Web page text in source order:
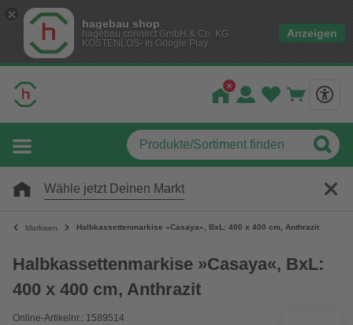
hagebau shop
hagebau connect GmbH & Co. KG
KOSTENLOS- In Google Play
Anzeigen
Wähle jetzt Deinen Markt
Markisen Halbkassettenmarkise »Casaya«, BxL: 400 x 400 cm, Anthrazit
Halbkassettenmarkise »Casaya«, BxL:
400 x 400 cm, Anthrazit
Online-Artikelnr.: 1589514